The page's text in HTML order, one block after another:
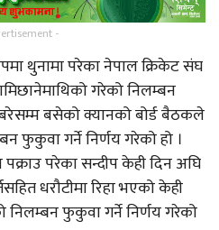
-
थुनामा परेका नेपाल क्रिकेट संघ
गरेको निलम्बन
बसेको क्यानको बोर्ड बैठकले
फुकुवा गर्ने निर्णय गरेको हो ।
परेका सन्दीप केही दिन अघि
धरौटीमा रिहा भएको केही
फुकुवा गर्ने निर्णय गरेको